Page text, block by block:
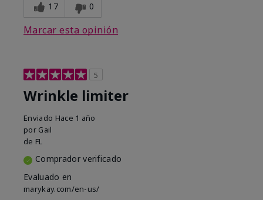
17 0
Marcar esta opinión
5
Wrinkle limiter
Enviado Hace 1 año
por Gail
de FL
Comprador verificado
Evaluado en
marykay.com/en-us/